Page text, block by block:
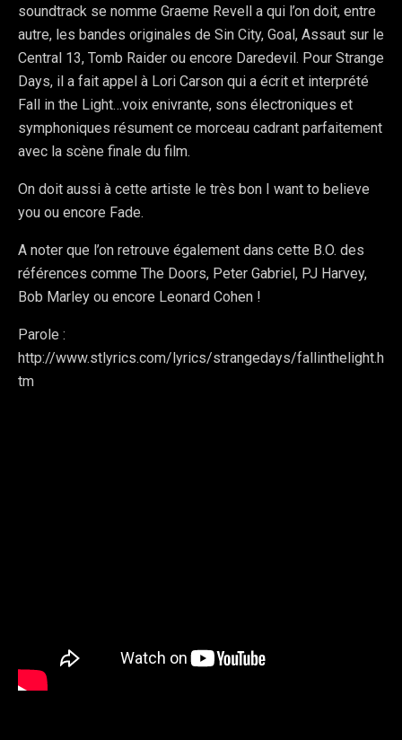
soundtrack se nomme Graeme Revell a qui l’on doit, entre
autre, les bandes originales de Sin City, Goal, Assaut sur le
Central 13, Tomb Raider ou encore Daredevil. Pour Strange
Days, il a fait appel à Lori Carson qui a écrit et interprété
Fall in the Light…voix enivrante, sons électroniques et
symphoniques résument ce morceau cadrant parfaitement
avec la scène finale du film.
On doit aussi à cette artiste le très bon I want to believe
you ou encore Fade.
A noter que l’on retrouve également dans cette B.O. des
références comme The Doors, Peter Gabriel, PJ Harvey,
Bob Marley ou encore Leonard Cohen !
Parole :
http://www.stlyrics.com/lyrics/strangedays/fallinthelight.h
tm